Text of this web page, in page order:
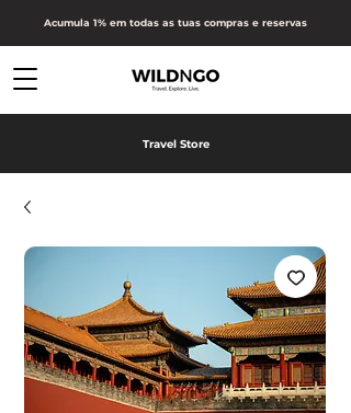
Acumula 1% em todas as tuas compras e reservas
Travel Store